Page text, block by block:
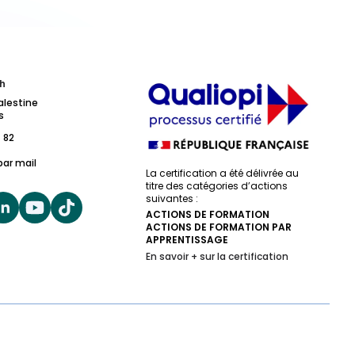
82
mail
La certification a été délivrée au
titre des catégories d’actions
suivantes :
ACTIONS DE FORMATION
ACTIONS DE FORMATION PAR
APPRENTISSAGE
En savoir + sur la certification